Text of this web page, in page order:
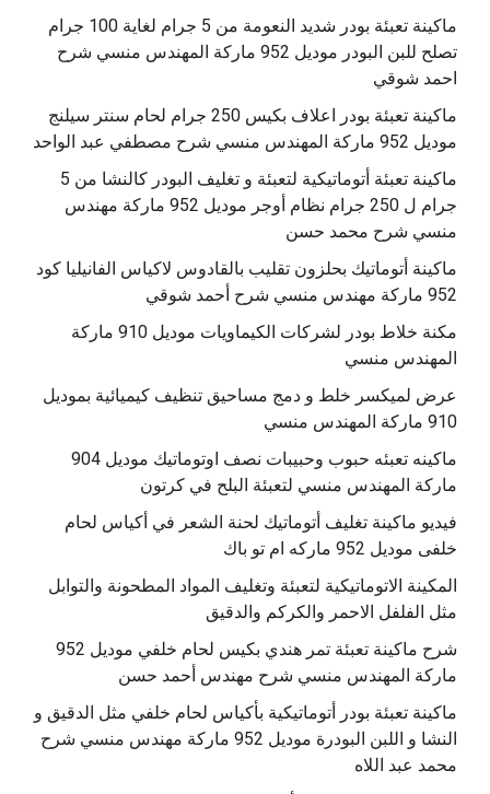
ماكينة تعبئة بودر شديد النعومة من 5 جرام لغاية 100 جرام
تصلح للبن البودر موديل 952 ماركة المهندس منسي شرح
احمد شوقي
ماكينة تعبئة بودر اعلاف بكيس 250 جرام لحام سنتر سيلنج
موديل 952 ماركة المهندس منسي شرح مصطفي عبد الواحد
ماكينة تعبئة أتوماتيكية لتعبئة و تغليف البودر كالنشا من 5
جرام ل 250 جرام نظام أوجر موديل 952 ماركة مهندس
منسي شرح محمد حسن
‫ماكينة أتوماتيك بحلزون تقليب بالقادوس لاكياس الفانيليا كود
مكنة خلاط بودر لشركات الكيماويات موديل 910 ماركة
المهندس منسي
عرض لميكسر خلط و دمج مساحيق تنظيف كيميائية بموديل
910 ماركة المهندس منسي
‫ماكينه تعبئه حبوب وحبيبات نصف اوتوماتيك موديل 904
‫فيديو ماكينة تغليف أتوماتيك لحنة الشعر في أكياس لحام
خلفى موديل 952 ماركه ام تو باك
المكينة الاتوماتيكية لتعبئة وتغليف المواد المطحونة والتوابل
مثل الفلفل الاحمر والكركم والدقيق
‫شرح ماكينة تعبئة تمر هندي بكيس لحام خلفي موديل 952
ماكينة تعبئة بودر أتوماتيكية بأكياس لحام خلفي مثل الدقيق و
النشا و اللبن البودرة موديل 952 ماركة مهندس منسي شرح
محمد عبد اللاه